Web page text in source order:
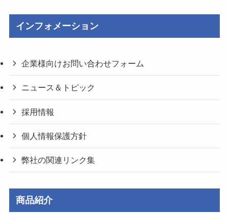
インフォメーション
企業様向けお問い合わせフォーム
ニュース＆トピック
採用情報
個人情報保護方針
弊社の関連リンク集
商品紹介